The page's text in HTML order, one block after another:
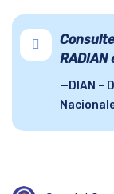
RADIAN
DIAN –